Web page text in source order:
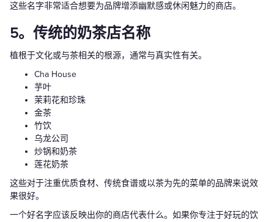
这些名字非常适合想要为品牌增添幽默感或休闲魅力的商店。
5。传统的奶茶店名称
植根于文化或与茶相关的根源，通常与真实性有关。
Cha House
芋叶
茉莉花和珍珠
金茶
竹饮
乌龙公司
炒锅和奶茶
莲花奶茶
这些对于注重优质食材、传统食谱或以茶为先的菜单的品牌来说效
果很好。
一个好名字应该反映出你的商店代表什么。如果你专注于好玩的饮